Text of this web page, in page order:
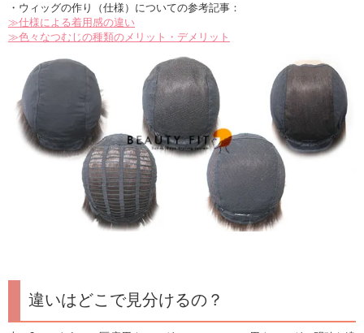
・ウィッグの作り（仕様）についての参考記事：
≫仕様による着用感の違い
≫色々なつむじの種類のメリット・デメリット
違いはどこで見分けるの？